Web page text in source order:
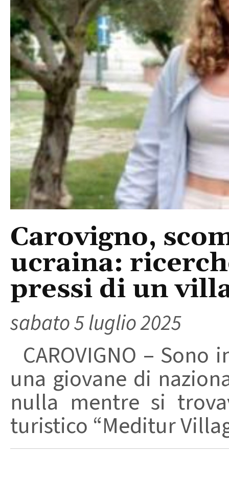
Carovigno,
ucraina:
pressi di un
sabato 5 luglio 2025
CAROVIGNO –
una giovane di
nulla mentre si
turistico “Meditur